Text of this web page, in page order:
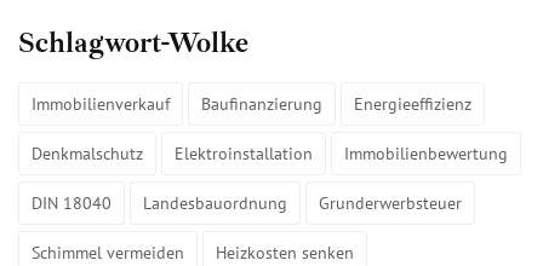
Schlagwort-Wolke
Immobilienverkauf Baufinanzierung Energieeffizienz
Denkmalschutz Elektroinstallation Immobilienbewertung
DIN 18040 Landesbauordnung Grunderwerbsteuer
Schimmel vermeiden Heizkosten senken